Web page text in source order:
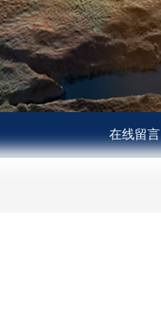
在线留言